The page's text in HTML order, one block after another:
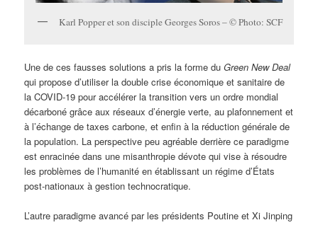
Karl Popper et son disciple Georges Soros – © Photo: SCF
Une de ces fausses solutions a pris la forme duGreen New Deal
qui propose d’utiliser la double crise économique et sanitaire de
la COVID-19 pour accélérer la transition vers un ordre mondial
décarboné grâce aux réseaux d’énergie verte, au plafonnement et
à l’échange de taxes carbone, et enfin à la réduction générale de
la population. La perspective peu agréable derrière ce paradigme
est enracinée dans une misanthropie dévote qui vise à résoudre
les problèmes de l’humanité en établissant un régime d’États
post-nationaux à gestion technocratique.
L’autre paradigme avancé par les présidents Poutine et Xi Jinping